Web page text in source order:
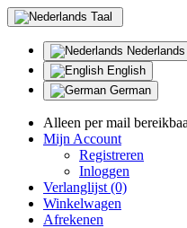
Taal
Nederlands
English
German
Alleen per mail
Mijn Account
Registreren
Inloggen
Verlanglijst (0)
Winkelwagen
Afrekenen